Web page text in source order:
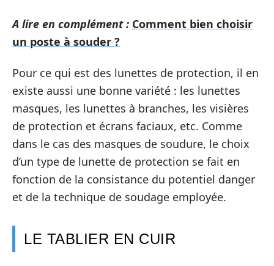
A lire en complément : Comment bien choisir
un poste à souder ?
Pour ce qui est des lunettes de protection, il en
existe aussi une bonne variété : les lunettes
masques, les lunettes à branches, les visières
de protection et écrans faciaux, etc. Comme
dans le cas des masques de soudure, le choix
d’un type de lunette de protection se fait en
fonction de la consistance du potentiel danger
et de la technique de soudage employée.
LE TABLIER EN CUIR